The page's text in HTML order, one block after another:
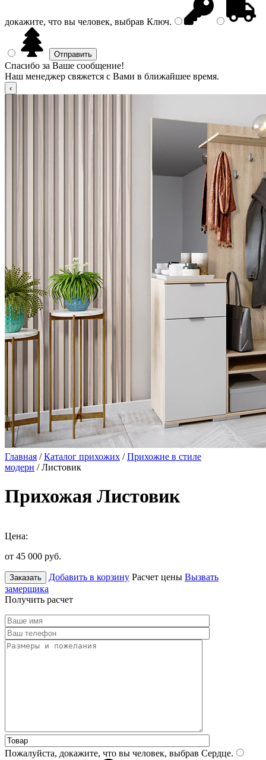
докажите, что вы человек, выбрав Ключ.
Спасибо за Ваше сообщение!
Наш менеджер свяжется с Вами в ближайшее время.
Главная /Каталог прихожих /Прихожие в стиле
модерн / Листовик
Прихожая Листовик
Цена:
от 45 000 руб.
Заказать Добавить в корзину Расчет цены Вызвать
замерщика
Получить расчет
Пожалуйста, докажите, что вы человек, выбрав Сердце.